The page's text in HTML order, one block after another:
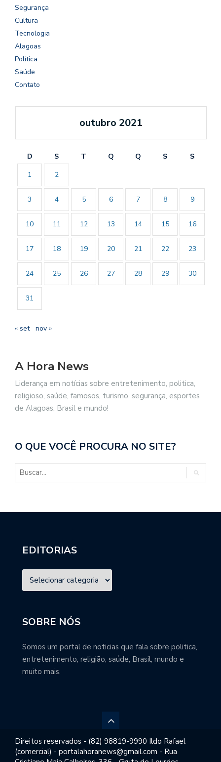
Segurança
Cultura
Tecnologia
Alagoas
Política
Saúde
Contato
outubro 2021
D S T Q Q S
S
1
2
3 4 5 6 7 8 9
10 11 12 13 14 15 16
17 18 19 20 21 22 23
24 25 26 27 28 29 30
31
« set nov »
A Hora News
Liderança em notícias sobre entretenimento, politica,
religioso, saúde, famosos, turismo, segurança, esportes
de Alagoas, Brasil e mundo!
O QUE VOCÊ PROCURA NO SITE?
EDITORIAS
SOBRE NÓS
Somos um portal de noticias que fala sobre politica,
entretenimento, religião, saúde, Brasil, mundo e
muito mais.
Direitos reservados - (82) 98819-9990 Ildo Rafael
(comercial) - portalahoranews@gmail.com - Rua